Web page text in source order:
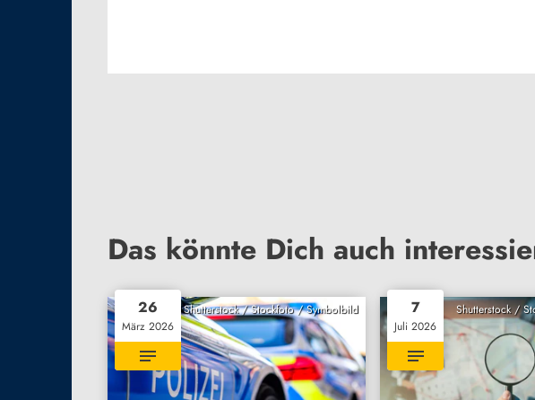
Das könnte Dich auch
Shutterstock / Stockfoto / Symbolbild
26
März 2026
Shutterstock /
7
Juli 2026